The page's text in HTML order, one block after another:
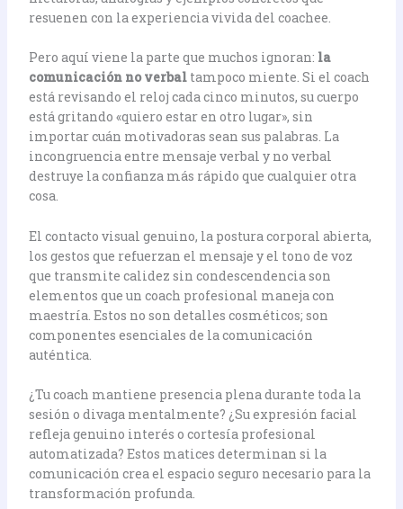
resuenen con la experiencia vivida del coachee.
Pero aquí viene la parte que muchos ignoran: la
comunicación no verbaltampoco miente. Si el coach
está revisando el reloj cada cinco minutos, su cuerpo
está gritando «quiero estar en otro lugar», sin
importar cuán motivadoras sean sus palabras. La
incongruencia entre mensaje verbal y no verbal
destruye la confianza más rápido que cualquier otra
cosa.
El contacto visual genuino, la postura corporal abierta,
los gestos que refuerzan el mensaje y el tono de voz
que transmite calidez sin condescendencia son
elementos que un coach profesional maneja con
maestría. Estos no son detalles cosméticos; son
componentes esenciales de la comunicación
auténtica.
¿Tu coach mantiene presencia plena durante toda la
sesión o divaga mentalmente? ¿Su expresión facial
refleja genuino interés o cortesía profesional
automatizada? Estos matices determinan si la
comunicación crea el espacio seguro necesario para la
transformación profunda.